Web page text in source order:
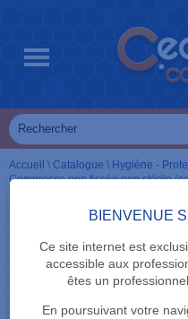
BIENVENUE
Ce site internet est
accessible aux
êtes un
En poursuivant votre
Accueil \ Catalogue \ Hygiène -
Compresse non tissée non stérile